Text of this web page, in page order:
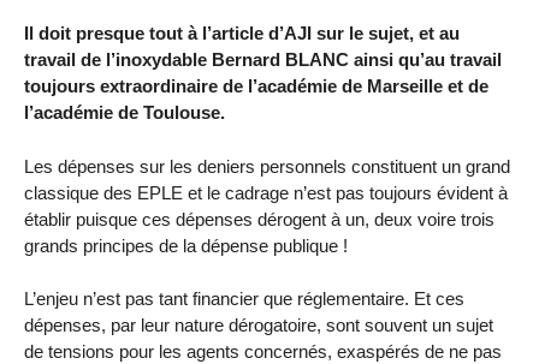
Il doit presque tout à l’article d’AJI sur le sujet, et au
travail de l’inoxydable Bernard BLANC ainsi qu’au travail
toujours extraordinaire de l’académie de Marseille et de
l’académie de Toulouse.
Les dépenses sur les deniers personnels constituent un grand
classique des EPLE et le cadrage n’est pas toujours évident à
établir puisque ces dépenses dérogent à un, deux voire trois
grands principes de la dépense publique !
L’enjeu n’est pas tant financier que réglementaire. Et ces
dépenses, par leur nature dérogatoire, sont souvent un sujet
de tensions pour les agents concernés, exaspérés de ne pas